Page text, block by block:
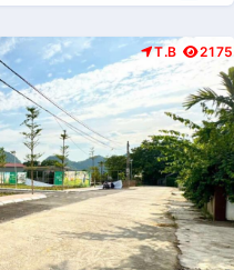
T.B 2175